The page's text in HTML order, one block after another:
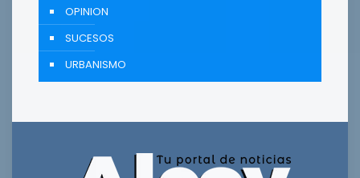
OPINION
SUCESOS
URBANISMO